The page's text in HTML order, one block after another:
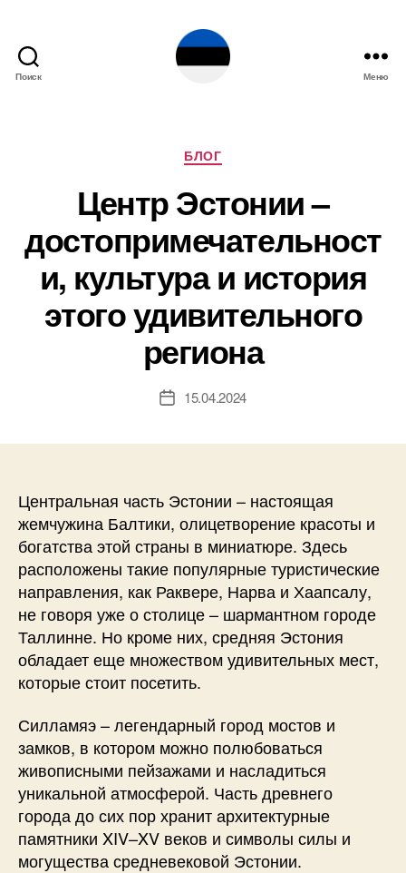
Поиск Меню
Рубрики
БЛОГ
Центр Эстонии –
достопримечательност
и, культура и история
этого удивительного
региона
Дата15.04.2024
Центральная часть Эстонии – настоящая
жемчужина Балтики, олицетворение красоты и
богатства этой страны в миниатюре. Здесь
расположены такие популярные туристические
направления, как Раквере, Нарва и Хаапсалу,
не говоря уже о столице – шармантном городе
Таллинне. Но кроме них, средняя Эстония
обладает еще множеством удивительных мест,
которые стоит посетить.
Силламяэ – легендарный город мостов и
замков, в котором можно полюбоваться
живописными пейзажами и насладиться
уникальной атмосферой. Часть древнего
города до сих пор хранит архитектурные
памятники XIV–XV веков и символы силы и
могущества средневековой Эстонии.